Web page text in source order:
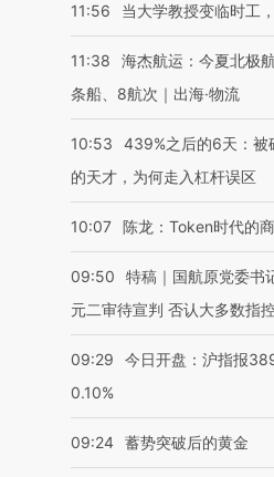
11:56 当大学教授变临时工
11:38
海杰航运：今夏北极
条船、8航次｜出海·物流
10:53
439%之后的6天：被
的天才，为何走入杠杆误区
10:07 陈龙：Token时代的
09:50
特稿｜国航原党委书
元二审待宣判 否认大多数指
09:29
今日开盘：沪指报
0.10%
09:24 蓄势突破后的黄金